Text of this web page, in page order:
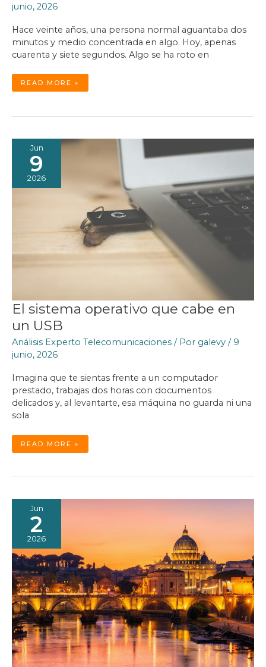
junio, 2026
Hace veinte años, una persona normal aguantaba dos
minutos y medio concentrada en algo. Hoy, apenas
cuarenta y siete segundos. Algo se ha roto en
INVOLUCIÓN
EN
READ MORE »
Jun
9
2026
El sistema operativo que cabe en
un USB
Análisis Experto Telecomunicaciones / Por galevy / 9
junio, 2026
Imagina que te sientas frente a un computador
prestado, trabajas dos horas con documentos
delicados y, al levantarte, esa máquina no guarda ni una
sola
EL
SISTEMA
OPERATIVO
UN
READ MORE »
Jun
2
2026